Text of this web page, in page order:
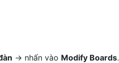
-> nhấn vào Modify Boards.